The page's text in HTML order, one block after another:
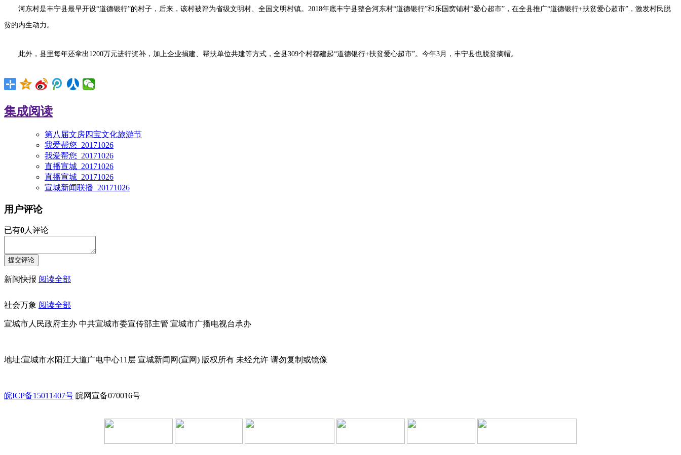
河东村是丰宁县最早开设“道德银行”的村子，后来，该村被评为省级文明村、全国文明村镇。2018年底丰宁县整合河东村“道德银行”和乐国窝铺村“爱心超市”，在全县推广“道德银行+扶贫爱心超市”，激发村民脱
贫的内生动力。
此外，县里每年还拿出1200万元进行奖补，加上企业捐建、帮扶单位共建等方式，全县309个村都建起“道德银行+扶贫爱心超市”。今年3月，丰宁县也脱贫摘帽。
集成阅读
第八届文房四宝文化旅游节
我爱帮您_20171026
我爱帮您_20171026
直播宣城_20171026
直播宣城_20171026
宣城新闻联播_20171026
用户评论
已有0人评论
新闻快报 阅读全部
社会万象 阅读全部
宣城市人民政府主办 中共宣城市委宣传部主管 宣城市广播电视台承办
地址:宣城市水阳江大道广电中心11层 宣城新闻网(宣网) 版权所有 未经允许 请勿复制或镜像
皖ICP备15011407号 皖网宣备070016号